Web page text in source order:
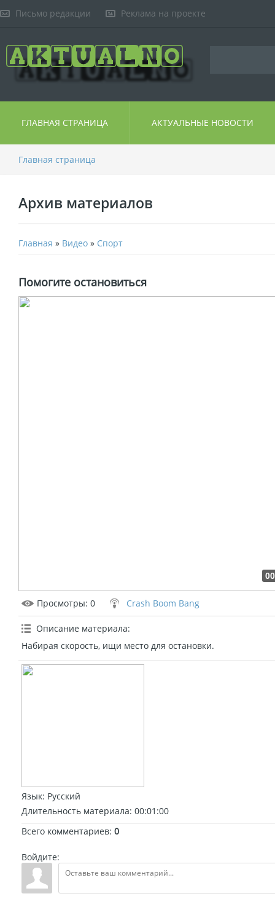
Письмо редакции Реклама на проекте
ГЛАВНАЯ СТРАНИЦА АКТУАЛЬНЫЕ НОВОСТИ
Главная страница
Архив материалов
Главная » Видео » Спорт
Помогите остановиться
Просмотры: 0 Crash Boom Bang
Описание материала:
Набирая скорость, ищи место для остановки.
Язык: Русский
Длительность материала: 00:01:00
Всего комментариев: 0
Войдите: